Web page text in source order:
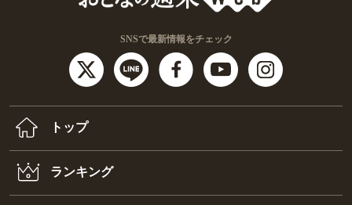
SNSで最新情報をチェック
トップ
ランキング